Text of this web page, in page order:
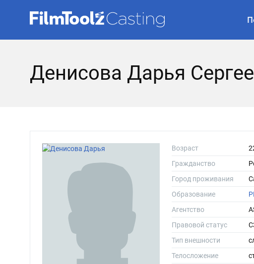
Денисова Дарья
Возраст
Гражданство
Город проживания
Образование
Агентство
Правовой статус
Тип внешности
Телосложение